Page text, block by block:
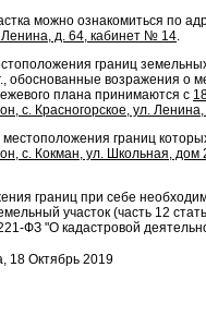
можно ознакомиться по
Ленина, д. 64, кабинет № 14.
границ
обоснованные возражения о
плана принимаются с
с. Красногорское, ул.
границ
с. Кокман, ул. Школьная,
границ при себе
участок (часть 12
ФЗ "О кадастровой
18 Октябрь 2019